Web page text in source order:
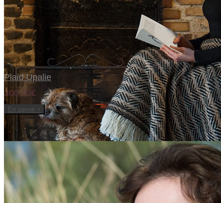
Ajouter à la liste d’envies
Plaid Upalie
300,00€
En savoir +